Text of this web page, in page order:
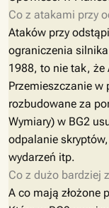
Co z atakami przy
Ataków przy
ograniczenia
1988, to nie tak, że
Przemieszczanie w
rozbudowane za
Wymiary) w BG2
odpalanie
wydarzeń itp.
Co z dużo bardziej
A co mają złożone